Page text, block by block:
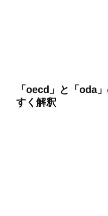
「oecd」と「oda
すく解釈